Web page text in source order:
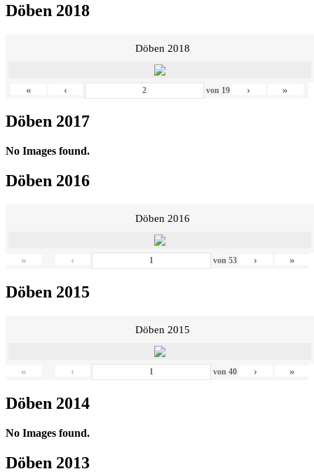
Döben 2018
Döben 2018
« ‹ von 19 › »
Döben 2017
No Images found.
Döben 2016
Döben 2016
« ‹ von 53 › »
Döben 2015
Döben 2015
« ‹ von 40 › »
Döben 2014
No Images found.
Döben 2013